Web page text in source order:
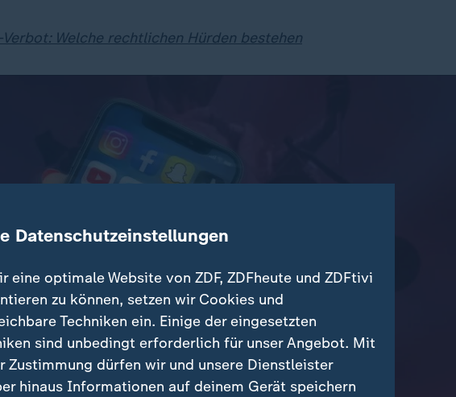
Welche rechtlichen Hürden bestehen
Datenschutzeinstellungen
eine optimale Website von ZDF, ZDFheute und ZDFtivi
zu können, setzen wir Cookies und
Techniken ein. Einige der eingesetzten
sind unbedingt erforderlich für unser Angebot. Mit
Zustimmung dürfen wir und unsere Dienstleister
hinaus Informationen auf deinem Gerät speichern